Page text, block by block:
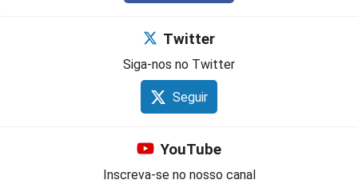
Twitter
Siga-nos no Twitter
Seguir
YouTube
Inscreva-se no nosso canal